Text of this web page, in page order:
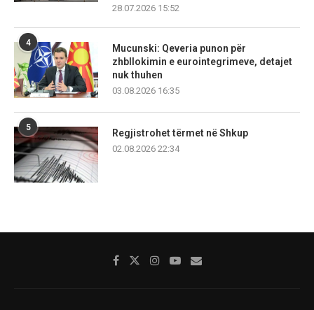
28.07.2026 15:52
4
Mucunski: Qeveria punon për
zhbllokimin e eurointegrimeve, detajet
nuk thuhen
03.08.2026 16:35
5
Regjistrohet tërmet në Shkup
02.08.2026 22:34